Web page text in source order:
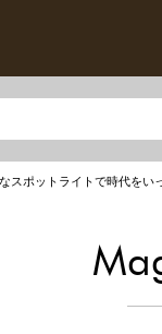
スポットライトで時代をい